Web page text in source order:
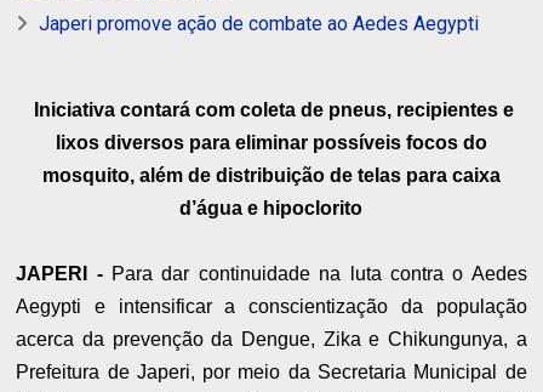
Japeri promove ação de combate ao Aedes Aegypti
Iniciativa contará com coleta de pneus, recipientes e
lixos diversos para eliminar possíveis focos do
mosquito, além de distribuição de telas para caixa
d’água e hipoclorito
JAPERI - Para dar continuidade na luta contra o Aedes
Aegypti e intensificar a conscientização da população
acerca da prevenção da Dengue, Zika e Chikungunya, a
Prefeitura de Japeri, por meio da Secretaria Municipal de